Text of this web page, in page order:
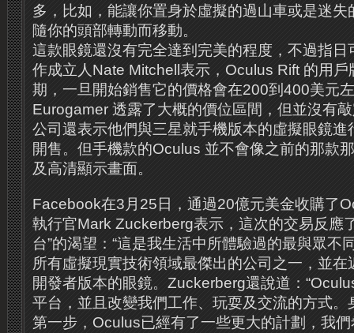
多，比如，能讓你置身於虛擬的過山車或是迷
隨你的頭部轉動而移動。
這款眼鏡還沒有完全達到完美的程度，不過指
作成立人Nate Mitchell表示，Oculus Rift 的用
期，一旦開始銷售它的價格會在200到400美元
Eurogamer 透露了大概的價位區間，但並沒有
公司還表示他們與三星就手機版本的虛擬眼鏡進
開售。但手機款的Oculus 並不會像之前的那款
及高清顯示畫面。
Facebook在3月25日，通過20億元美金收購了
執行官Mark Zuckerberg表示，這次的交易反應
台”的渴望：“這是我生活中所體驗過的最與眾不
所有虛擬現實技術領域最傑出的公司之一，並
開發者版本的眼鏡。Zuckerberg還說道：
平台，並且改變我們工作、玩耍及交流的方式。
第一步，Oculus已經有了一些更大的計劃，我